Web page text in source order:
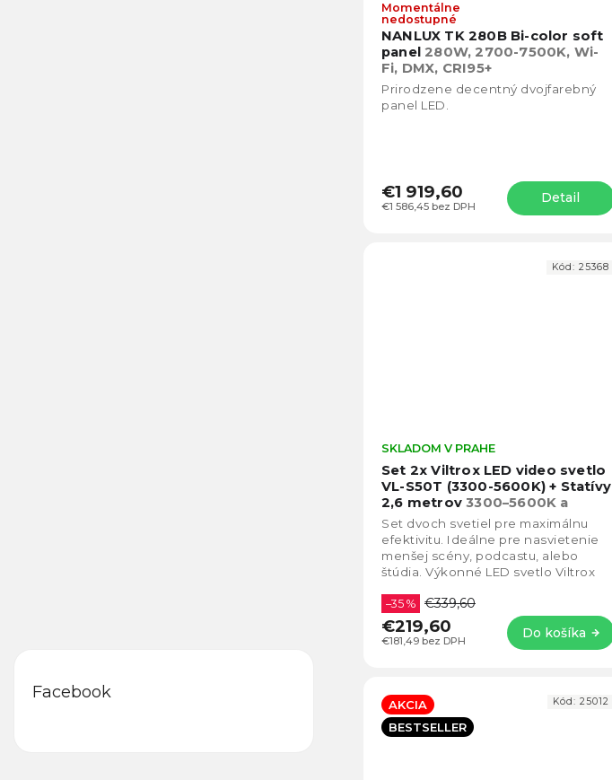
Facebook
NANLUX TK 280B Bi-color soft
panel280W, 2700-7500K, Wi-
Fi, DMX, CRI95+
Momentálne
nedostupné
€1 586,45 bez DPH
€1 919,60 Detail
Prirodzene decentný dvojfarebný
panel LED.
Set 2x Viltrox LED video svetlo
VL-S50T (3300-5600K) + Statívy
2,6 metrov3300–5600K a
vysokým CRI 95 poskytuje až
1900 lux/1m
SKLADOM V PRAHE
€181,49 bez DPH
–35 % €339,60
€219,60 Do košíka
Set dvoch svetiel pre maximálnu
efektivitu. Ideálne pre nasvietenie
menšej scény, podcastu, alebo
štúdia. Výkonné LED svetlo Viltrox
farebnej...
Kód: 25368
AKCIA
BESTSELLER
Kód: 25012